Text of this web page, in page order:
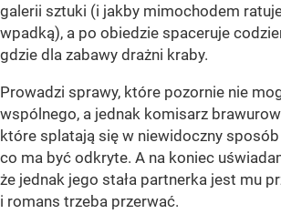
galerii sztuki (i jakby mimochodem
wpadką), a po obiedzie spaceruje
gdzie dla zabawy drażni kraby.
Prowadzi sprawy, które pozornie nie
wspólnego, a jednak komisarz
które splatają się w niewidoczny
co ma być odkryte. A na koniec
że jednak jego stała partnerka jest mu
i romans trzeba przerwać.